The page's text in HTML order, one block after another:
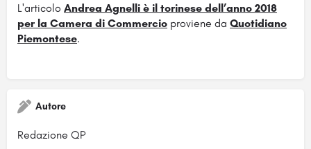
L'articolo Andrea Agnelli è il torinese dell’anno 2018
per la Camera di Commercio proviene da Quotidiano
Piemontese.
Autore
Redazione QP